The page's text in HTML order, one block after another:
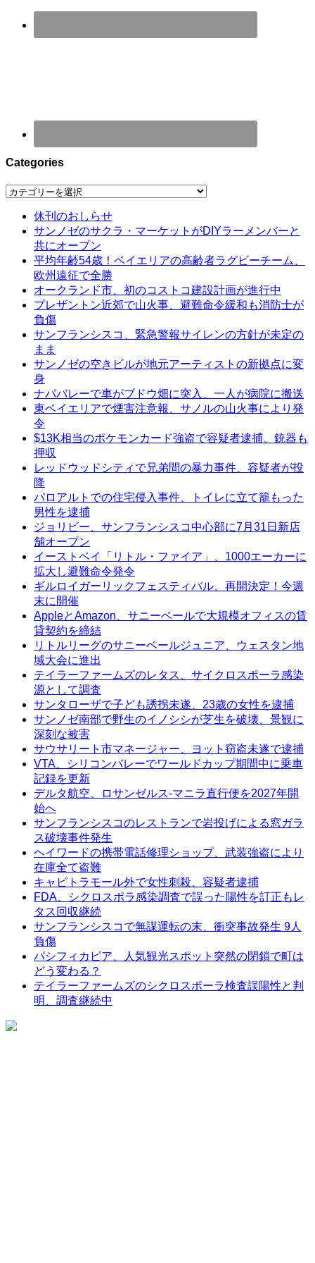
Categories
Categories
休刊のおしらせ
サンノゼのサクラ・マーケットがDIYラーメンバーと
共にオープン
平均年齢54歳！ベイエリアの高齢者ラグビーチーム、
欧州遠征で全勝
オークランド市、初のコストコ建設計画が進行中
プレザントン近郊で山火事、避難命令緩和も消防士が
負傷
サンフランシスコ、緊急警報サイレンの方針が未定の
まま
サンノゼの空きビルが地元アーティストの新拠点に変
身
ナパバレーで車がブドウ畑に突入、一人が病院に搬送
東ベイエリアで煙害注意報、サノルの山火事により発
令
$13K相当のポケモンカード強盗で容疑者逮捕、銃器も
押収
レッドウッドシティで兄弟間の暴力事件、容疑者が投
降
パロアルトでの住宅侵入事件、トイレに立て籠もった
男性を逮捕
ジョリビー、サンフランシスコ中心部に7月31日新店
舗オープン
イーストベイ「リトル・ファイア」、1000エーカーに
拡大し避難命令発令
ギルロイガーリックフェスティバル、再開決定！今週
末に開催
AppleとAmazon、サニーベールで大規模オフィスの賃
貸契約を締結
リトルリーグのサニーベールジュニア、ウェスタン地
域大会に進出
テイラーファームズのレタス、サイクロスポーラ感染
源として調査
サンタローザで子ども誘拐未遂、23歳の女性を逮捕
サンノゼ南部で野生のイノシシが芝生を破壊、景観に
深刻な被害
サウサリート市マネージャー、ヨット窃盗未遂で逮捕
VTA、シリコンバレーでワールドカップ期間中に乗車
記録を更新
デルタ航空、ロサンゼルス-マニラ直行便を2027年開
始へ
サンフランシスコのレストランで岩投げによる窓ガラ
ス破壊事件発生
ヘイワードの携帯電話修理ショップ、武装強盗により
在庫全て盗難
キャピトラモール外で女性刺殺、容疑者逮捕
FDA、シクロスポラ感染調査で誤った陽性を訂正もレ
タス回収継続
サンフランシスコで無謀運転の末、衝突事故発生 9人
負傷
パシフィカピア、人気観光スポット突然の閉鎖で町は
どう変わる？
テイラーファームズのシクロスポーラ検査誤陽性と判
明、調査継続中